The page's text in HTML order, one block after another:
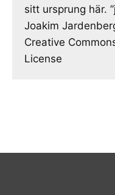
sitt ursprung här.
Joakim
Creative
License